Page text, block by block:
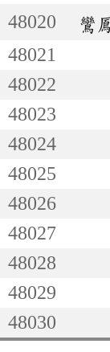
48020
鸞
48021
48022
48023
48024
48025
48026
48027
48028
48029
48030